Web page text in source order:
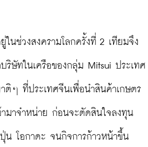
ในช่วงสงครามโลกครั้งที่ 2 เทียมจึง
ริษัทในเครือของกลุ่ม Mitsui ประเทศ
ๆ ที่ประเทศจีนเพื่อนำสินค้าเกษตร
มาจำหน่าย ก่อนจะตัดสินใจลงทุน
น โอกาดะ จนกิจการก้าวหน้าขึ้น